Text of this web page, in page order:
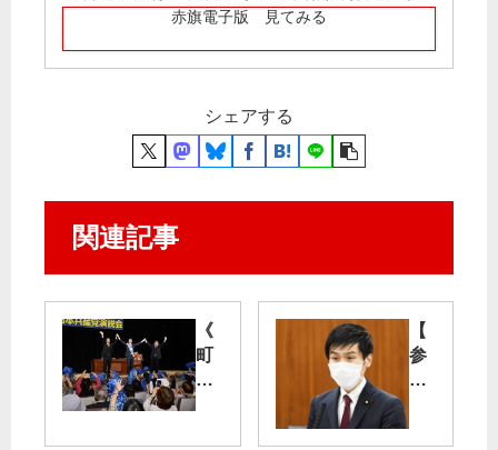
赤旗電子版 見てみる
シェアする
関連記事
《
町
田
【
参
院
算